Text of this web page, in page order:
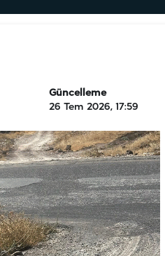
Güncelleme
26 Tem 2026, 17:59